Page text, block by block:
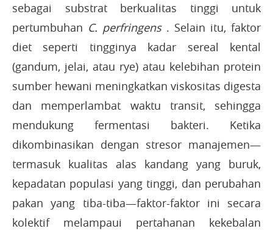
sebagai substrat berkualitas tinggi untuk
pertumbuhan C. perfringens. Selain itu, faktor
diet seperti tingginya kadar sereal kental
(gandum, jelai, atau rye) atau kelebihan protein
sumber hewani meningkatkan viskositas digesta
dan memperlambat waktu transit, sehingga
mendukung fermentasi bakteri. Ketika
dikombinasikan dengan stresor manajemen—
termasuk kualitas alas kandang yang buruk,
kepadatan populasi yang tinggi, dan perubahan
pakan yang tiba-tiba—faktor-faktor ini secara
kolektif melampaui pertahanan kekebalan